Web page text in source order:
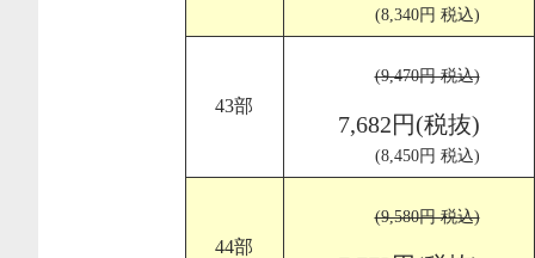
(8,340円 税込)
43部
(9,470円 税込)
7,682円(税抜)
(8,450円 税込)
44部
(9,580円 税込)